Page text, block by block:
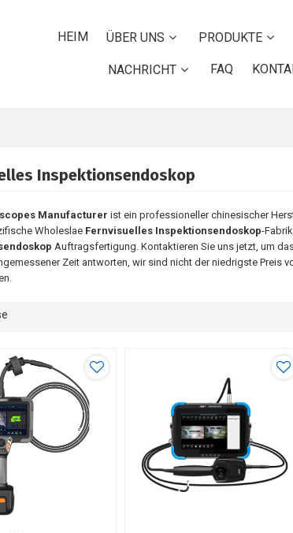
HEIM ÜBER UNS PRODUKTE
NACHRICHT FAQ
Inspektionsendoskop
Manufacturer ist ein professioneller chinesischer
Wholeslae Fernvisuelles Inspektionsendoskop-
Auftragsfertigung. Kontaktieren Sie uns jetzt, um
Zeit antworten, wir sind nicht der niedrigste Preis